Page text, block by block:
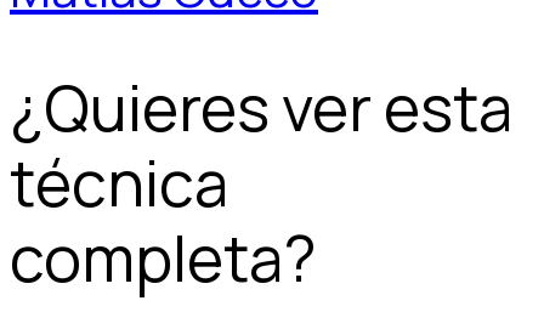
¿Quieres ver esta
técnica
completa?